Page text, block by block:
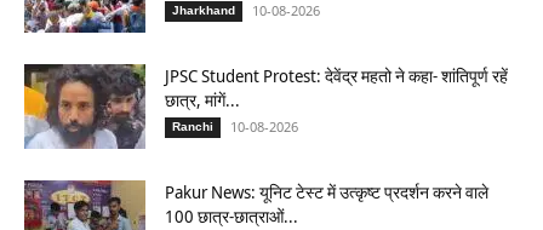
Jharkhand 10-08-2026
JPSC Student Protest: देवेंद्र महतो ने कहा- शांतिपूर्ण रहें
छात्र, मांगें...
Ranchi 10-08-2026
Pakur News: यूनिट टेस्ट में उत्कृष्ट प्रदर्शन करने वाले
100 छात्र-छात्राओं...